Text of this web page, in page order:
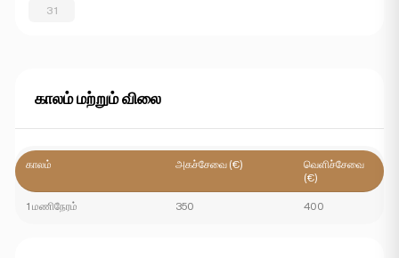
31
காலம் மற்றும் விலை
காலம் அகச்சேவை (€)
வெளிச்சேவை
(€)
1 மணிநேரம் 350 400